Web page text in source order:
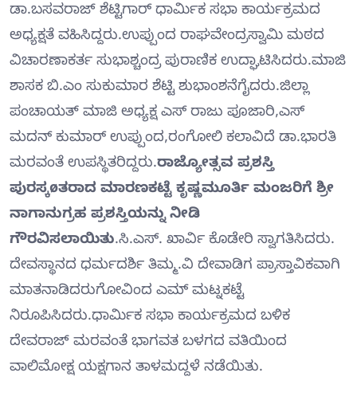
ಡಾ.ಬಸವರಾಜ್ ಶೆಟ್ಟಿಗಾರ್ ಧಾರ್ಮಿಕ ಸಭಾ ಕಾರ್ಯಕ್ರಮದ
ಅಧ್ಯಕ್ಷತೆ ವಹಿಸಿದ್ದರು.ಉಪ್ಪುಂದ ರಾಘವೇಂದ್ರಸ್ವಾಮಿ ಮಠದ
ವಿಚಾರಣಾಕರ್ತ ಸುಭಾಶ್ಚಂದ್ರ ಪುರಾಣಿಕ ಉದ್ಘಾಟಿಸಿದರು.ಮಾಜಿ
ಶಾಸಕ ಬಿ.ಎಂ ಸುಕುಮಾರ ಶೆಟ್ಟಿ ಶುಭಾಂಶನೆಗೈದರು.ಜಿಲ್ಲಾ
ಪಂಚಾಯತ್ ಮಾಜಿ ಅಧ್ಯಕ್ಷ ಎಸ್ ರಾಜು ಪೂಜಾರಿ,ಎಸ್
ಮದನ್ ಕುಮಾರ್ ಉಪ್ಪುಂದ,ರಂಗೋಲಿ ಕಲಾವಿದೆ ಡಾ.ಭಾರತಿ
ಮರವಂತೆ ಉಪಸ್ಥಿತರಿದ್ದರು.ರಾಜ್ಯೋತ್ಸವ ಪ್ರಶಸ್ತಿ
ಪುರಸ್ಕøತರಾದ ಮಾರಣಕಟ್ಟೆ ಕೃಷ್ಣಮೂರ್ತಿ ಮಂಜರಿಗೆ ಶ್ರೀ
ನಾಗಾನುಗ್ರಹ ಪ್ರಶಸ್ತಿಯನ್ನು ನೀಡಿ
ಗೌರವಿಸಲಾಯಿತು.ಸಿ.ಎಸ್. ಖಾರ್ವಿ ಕೊಡೇರಿ ಸ್ವಾಗತಿಸಿದರು.
ದೇವಸ್ಥಾನದ ಧರ್ಮದರ್ಶಿ ತಿಮ್ಮ.ವಿ ದೇವಾಡಿಗ ಪ್ರಾಸ್ತಾವಿಕವಾಗಿ
ಮಾತನಾಡಿದರುಗೋವಿಂದ ಎಮ್ ಮಟ್ನಕಟ್ಟೆ
ನಿರೂಪಿಸಿದರು.ಧಾರ್ಮಿಕ ಸಭಾ ಕಾರ್ಯಕ್ರಮದ ಬಳಿಕ
ದೇವರಾಜ್ ಮರವಂತೆ ಭಾಗವತ ಬಳಗದ ವತಿಯಿಂದ
ವಾಲಿಮೋಕ್ಷ ಯಕ್ಷಗಾನ ತಾಳಮದ್ದಳೆ ನಡೆಯಿತು.